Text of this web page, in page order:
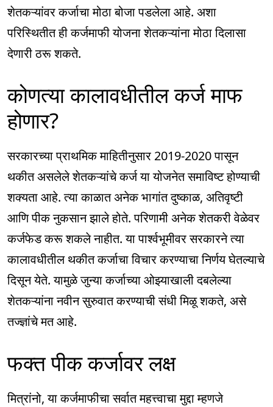
शेतकऱ्यांवर कर्जाचा मोठा बोजा पडलेला आहे. अशा
परिस्थितीत ही कर्जमाफी योजना शेतकऱ्यांना मोठा दिलासा
देणारी ठरू शकते.
कोणत्या कालावधीतील कर्ज माफ
होणार?
सरकारच्या प्राथमिक माहितीनुसार 2019-2020 पासून
थकीत असलेले शेतकऱ्यांचे कर्ज या योजनेत समाविष्ट होण्याची
शक्यता आहे. त्या काळात अनेक भागांत दुष्काळ, अतिवृष्टी
आणि पीक नुकसान झाले होते. परिणामी अनेक शेतकरी वेळेवर
कर्जफेड करू शकले नाहीत. या पार्श्वभूमीवर सरकारने त्या
कालावधीतील थकीत कर्जाचा विचार करण्याचा निर्णय घेतल्याचे
दिसून येते. यामुळे जुन्या कर्जाच्या ओझ्याखाली दबलेल्या
शेतकऱ्यांना नवीन सुरुवात करण्याची संधी मिळू शकते, असे
तज्ज्ञांचे मत आहे.
फक्त पीक कर्जावर लक्ष
मित्रांनो, या कर्जमाफीचा सर्वात महत्त्वाचा मुद्दा म्हणजे